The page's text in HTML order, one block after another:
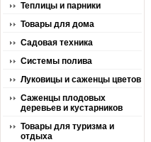
Теплицы и парники
Товары для дома
Садовая техника
Системы полива
Луковицы и саженцы цветов
Саженцы плодовых
деревьев и кустарников
Товары для туризма и
отдыха